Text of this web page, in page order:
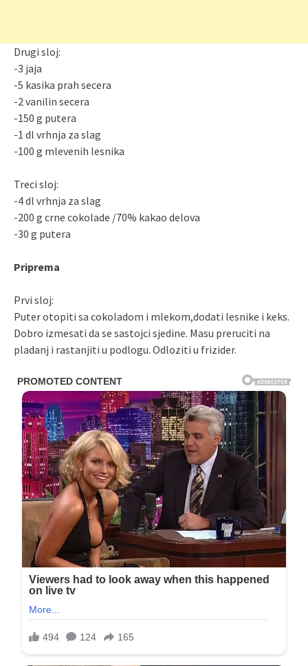
Drugi sloj:
-3 jaja
-5 kasika prah secera
-2 vanilin secera
-150 g putera
-1 dl vrhnja za slag
-100 g mlevenih lesnika
Treci sloj:
-4 dl vrhnja za slag
-200 g crne cokolade /70% kakao delova
-30 g putera
Priprema
Prvi sloj:
Puter otopiti sa cokoladom i mlekom,dodati lesnike i keks.
Dobro izmesati da se sastojci sjedine. Masu preruciti na
pladanj i rastanjiti u podlogu. Odloziti u frizider.